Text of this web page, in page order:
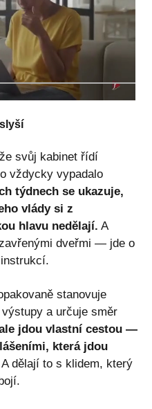
svůj kabinet řídí
vždycky vypadalo
týdnech se ukazuje,
vlády si z
hlavu nedělají. A
dveřmi — jde o
stanovuje
a určuje směr
jdou vlastní cestou —
která jdou
A dělají to s klidem, který